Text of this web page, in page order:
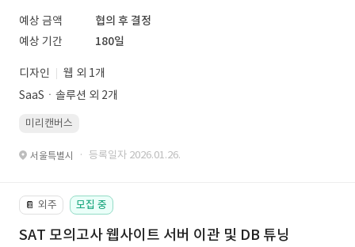
예상 금액
협의 후 결정
예상 기간
180일
디자인
웹 외 1개
SaaSㆍ솔루션 외 2개
미리캔버스
서울특별시 · 등록일자 2026.01.26.
📔 외주 모집 중
SAT 모의고사 웹사이트 서버 이관 및 DB 튜닝